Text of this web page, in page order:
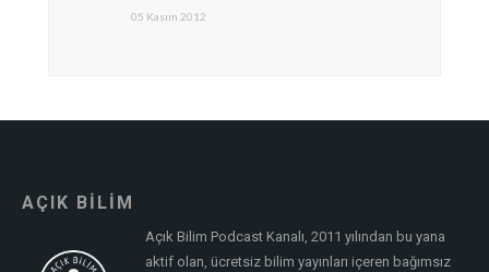
05 Kasım 2012
AÇIK BİLİM
Açık Bilim Podcast Kanalı, 2011 yılından bu yana
aktif olan, ücretsiz bilim yayınları içeren bağımsız